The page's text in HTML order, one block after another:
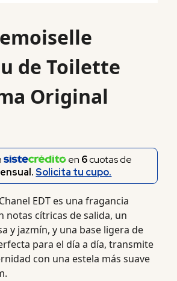
de Toilette
Original
en 6cuotas de
Solicita tu cupo.
EDT es una fragancia
notas cítricas de salida, un
y jazmín, y una base ligera de
para el día a día, transmite
con una estela más suave